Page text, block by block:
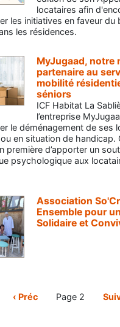
locataires afin
les initiatives en faveur du
les résidences.
MyJugaad, notre
partenaire au
mobilité
séniors
ICF Habitat La
l’entreprise
le déménagement de ses
en situation de handicap.
première d’apporter un
psychologique aux
Association
Ensemble pour
Solidaire et
Page
‹ Préc Page 2